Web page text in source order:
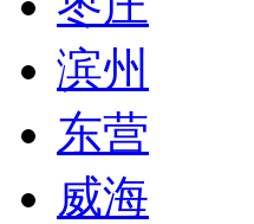
滨州
东营
威海